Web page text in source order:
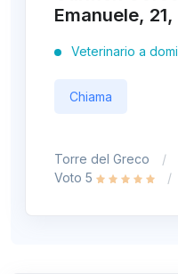
Emanuele,
Veterinario a
Chiama
Torre del Greco
Voto 5